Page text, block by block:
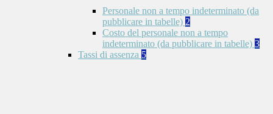
Personale non a tempo indeterminato (da
pubblicare in tabelle) 2
Costo del personale non a tempo
indeterminato (da pubblicare in tabelle) 3
Tassi di assenza 5